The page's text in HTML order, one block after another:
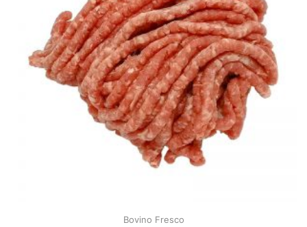
Bovino Fresco